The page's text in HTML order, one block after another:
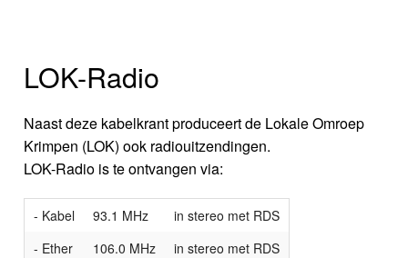
LOK-Radio
Naast deze kabelkrant produceert de Lokale Omroep
Krimpen (LOK) ook radiouitzendingen.
LOK-Radio is te ontvangen via:
- Kabel 93.1 MHz
in stereo met RDS
- Ether
106.0 MHz in stereo met RDS